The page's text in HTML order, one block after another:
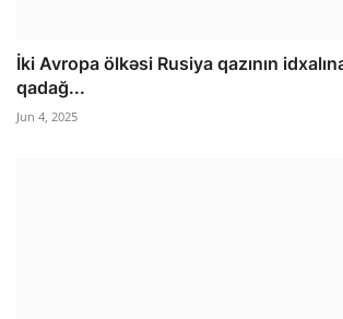
İki Avropa ölkəsi Rusiya qazının
qadağ...
Jun 4, 2025